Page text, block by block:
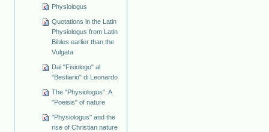
Physiologus
Quotations in the Latin
Physiologus from Latin
Bibles earlier than the
Vulgata
Dal "Fisiologo" al
"Bestiario" di Leonardo
The "Physiologus": A
"Poeisis" of nature
"Physiologus" and the
rise of Christian nature